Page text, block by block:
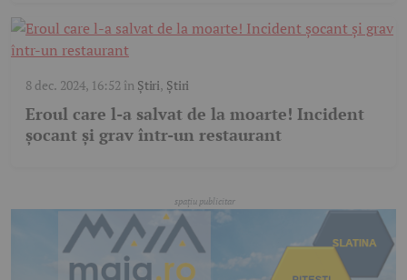
8 dec. 2024, 16:52 în Știri, Știri
Eroul care l-a salvat de la moarte! Incident
șocant și grav într-un restaurant